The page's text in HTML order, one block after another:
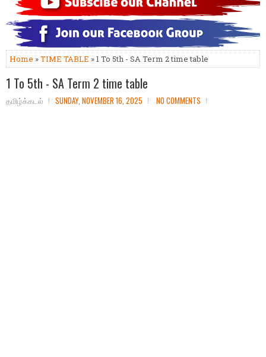
Home »TIME TABLE » 1 To 5th - SA Term 2 time table
1 To 5th - SA Term 2 time table
தமிழ்க்கடல் SUNDAY, NOVEMBER 16, 2025 NO COMMENTS